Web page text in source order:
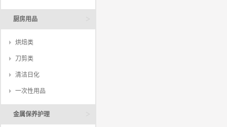
厨房用品
烘焙类
刀剪类
清洁日化
一次性用品
金属保养护理